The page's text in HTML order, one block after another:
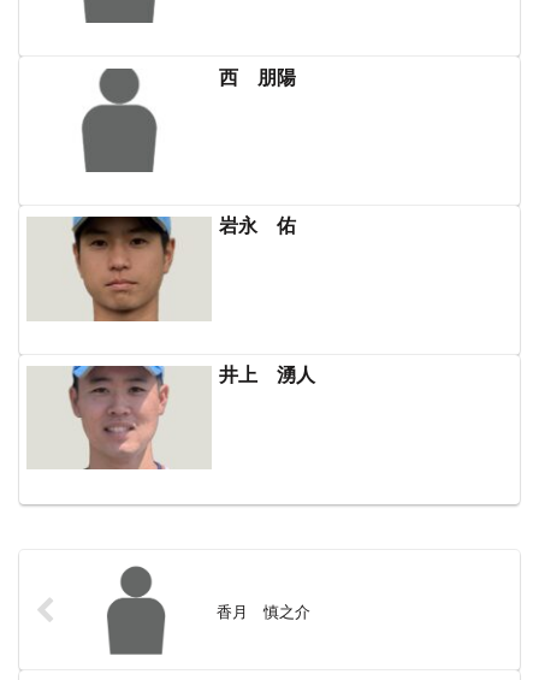
西 朋陽
岩永 佑
井上 湧人
香月 慎之介